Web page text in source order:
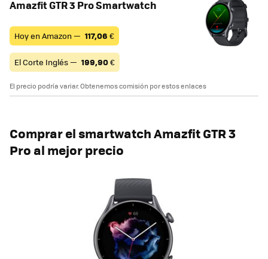
Amazfit GTR 3 Pro Smartwatch
Hoy en Amazon — 117,06 €
El Corte Inglés — 199,90€
El precio podría variar. Obtenemos comisión por estos enlaces
Comprar el smartwatch Amazfit GTR 3
Pro al mejor precio